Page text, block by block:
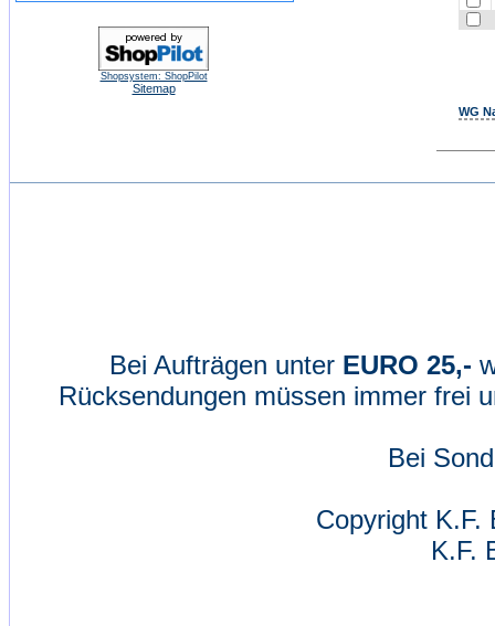
Shopsystem: ShopPilot
Sitemap
WG
Bei Aufträgen unter EURO 25,-
Rücksendungen müssen immer frei
Bei
Copyright
K.F.